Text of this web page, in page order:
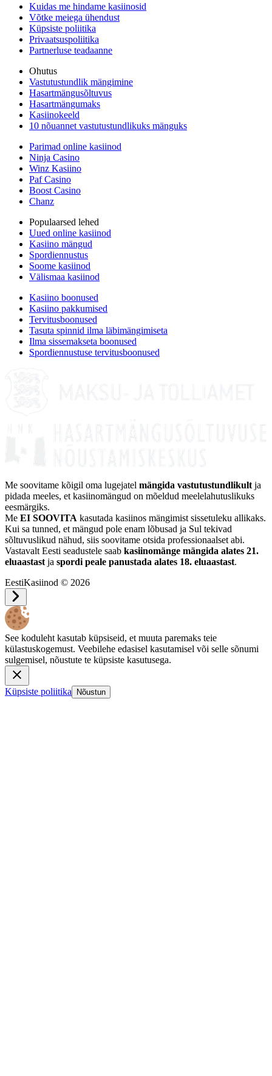
Kuidas me hindame kasiinosid
Võtke meiega ühendust
Küpsiste poliitika
Privaatsuspoliitika
Partnerluse teadaanne
Ohutus
Vastutustundlik mängimine
Hasartmängusõltuvus
Hasartmängumaks
Kasiinokeeld
10 nõuannet vastutustundlikuks mänguks
Parimad online kasiinod
Ninja Casino
Winz Kasiino
Paf Casino
Boost Casino
Chanz
Populaarsed lehed
Uued online kasiinod
Kasiino mängud
Spordiennustus
Soome kasiinod
Välismaa kasiinod
Kasiino boonused
Kasiino pakkumised
Tervitusboonused
Tasuta spinnid ilma läbimängimiseta
Ilma sissemakseta boonused
Spordiennustuse tervitusboonused
Me soovitame kõigil oma lugejatel mängida vastutustundlikult ja
pidada meeles, et kasiinomängud on mõeldud meelelahutuslikuks
eesmärgiks.
Me EI SOOVITA kasutada kasiinos mängimist sissetuleku allikaks.
Kui sa tunned, et mängud pole enam lõbusad ja Sul tekivad
sõltuvuslikud nähud, siis soovitame otsida professionaalset abi.
Vastavalt Eesti seadustele saab kasiinomänge mängida alates 21.
eluaastast ja spordi peale panustada alates 18. eluaastast.
EestiKasiinod © 2026
See koduleht kasutab küpsiseid, et muuta paremaks teie
külastuskogemust. Veebilehe edasisel kasutamisel või selle sõnumi
sulgemisel, nõustute te küpsiste kasutusega.
Küpsiste poliitika Nõustun